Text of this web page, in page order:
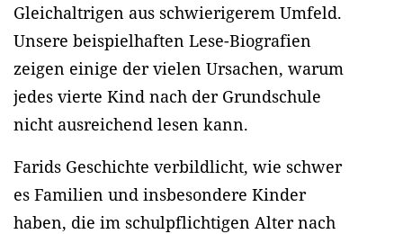
Gleichaltrigen aus schwierigerem Umfeld.
Unsere beispielhaften Lese-Biografien
zeigen einige der vielen Ursachen, warum
jedes vierte Kind nach der Grundschule
nicht ausreichend lesen kann.
Farids Geschichte verbildlicht, wie schwer
es Familien und insbesondere Kinder
haben, die im schulpflichtigen Alter nach